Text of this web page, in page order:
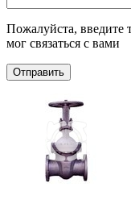
Пожалуйста, введите
мог связаться с вами
Отправить